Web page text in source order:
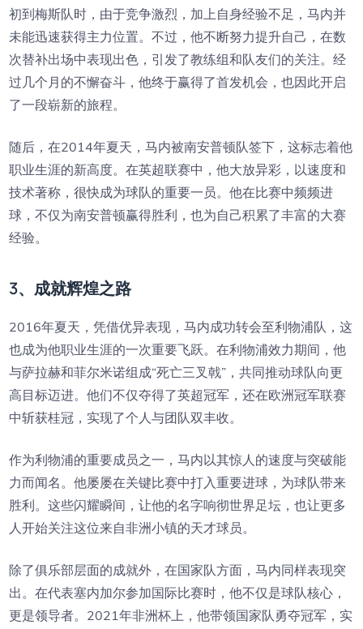
初到梅斯队时，由于竞争激烈，加上自身经验不足，马内并
未能迅速获得主力位置。不过，他不断努力提升自己，在数
次替补出场中表现出色，引发了教练组和队友们的关注。经
过几个月的不懈奋斗，他终于赢得了首发机会，也因此开启
了一段崭新的旅程。
随后，在2014年夏天，马内被南安普顿队签下，这标志着他
职业生涯的新高度。在英超联赛中，他大放异彩，以速度和
技术著称，很快成为球队的重要一员。他在比赛中频频进
球，不仅为南安普顿赢得胜利，也为自己积累了丰富的大赛
经验。
3、成就辉煌之路
2016年夏天，凭借优异表现，马内成功转会至利物浦队，这
也成为他职业生涯的一次重要飞跃。在利物浦效力期间，他
与萨拉赫和菲尔米诺组成“死亡三叉戟”，共同推动球队向更
高目标迈进。他们不仅夺得了英超冠军，还在欧洲冠军联赛
中斩获桂冠，实现了个人与团队双丰收。
作为利物浦的重要成员之一，马内以其惊人的速度与突破能
力而闻名。他屡屡在关键比赛中打入重要进球，为球队带来
胜利。这些闪耀瞬间，让他的名字响彻世界足坛，也让更多
人开始关注这位来自非洲小镇的天才球员。
除了俱乐部层面的成就外，在国家队方面，马内同样表现突
出。在代表塞内加尔参加国际比赛时，他不仅是球队核心，
更是领导者。2021年非洲杯上，他带领国家队勇夺冠军，实